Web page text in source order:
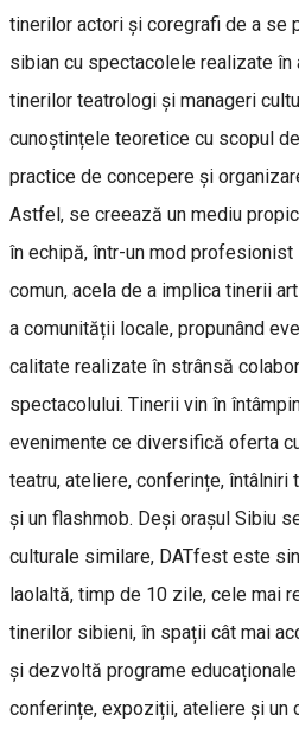
tinerilor actori și coregrafi de a se
sibian cu spectacolele realizate în
tinerilor teatrologi și manageri
cunoștințele teoretice cu scopul
practice de concepere și
Astfel, se creează un mediu
în echipă, într-un mod
comun, acela de a implica tinerii
a comunității locale, propunând
calitate realizate în strânsă
spectacolului. Tinerii vin în
evenimente ce diversifică oferta
teatru, ateliere, conferințe,
și un flashmob. Deși orașul Sibiu
culturale similare, DATfest este
laolaltă, timp de 10 zile, cele mai
tinerilor sibieni, în spații cât mai
și dezvoltă programe
conferințe, expoziții, ateliere și un